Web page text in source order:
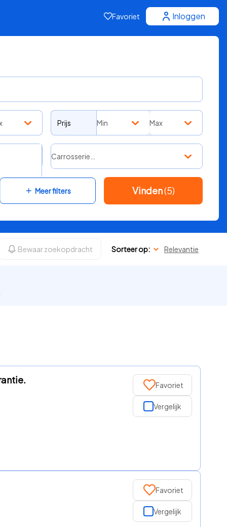
Favoriet Inloggen
Prijs Min Max
Carrosserie…
Meer filters Vinden(5)
Bewaar zoekopdracht Sorteer op: Relevantie
Favoriet
Vergelijk
Favoriet
Vergelijk